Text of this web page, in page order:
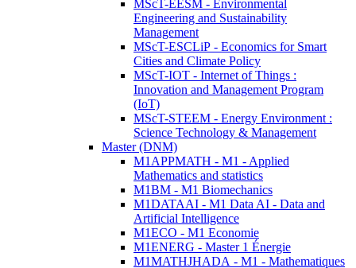
MScT-EESM - Environmental
Engineering and Sustainability
Management
MScT-ESCLiP - Economics for Smart
Cities and Climate Policy
MScT-IOT - Internet of Things :
Innovation and Management Program
(IoT)
MScT-STEEM - Energy Environment :
Science Technology & Management
Master (DNM)
M1APPMATH - M1 - Applied
Mathematics and statistics
M1BM - M1 Biomechanics
M1DATAAI - M1 Data AI - Data and
Artificial Intelligence
M1ECO - M1 Economie
M1ENERG - Master 1 Énergie
M1MATHJHADA - M1 - Mathematiques